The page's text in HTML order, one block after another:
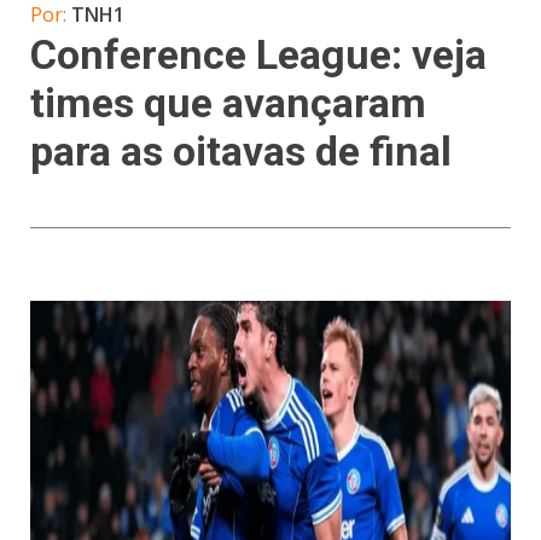
Por: TNH1
Conference League: veja
times que avançaram
para as oitavas de final